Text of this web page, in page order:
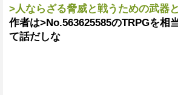
>人ならざる脅威と戦うための武器
作者は>No.563625585のTRPGを相
て話だしな